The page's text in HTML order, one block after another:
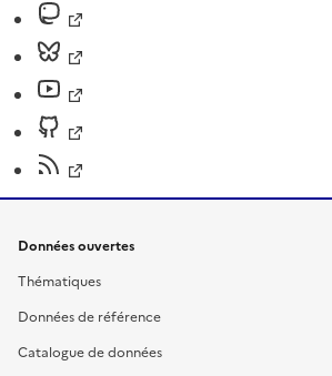
Données ouvertes
Thématiques
Données de référence
Catalogue de données